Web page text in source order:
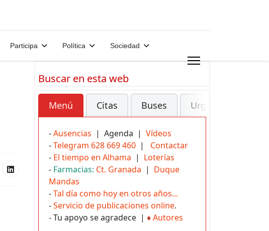
Participa Política Sociedad
Buscar en esta web
Menú Citas Buses Urgencias
-Ausencias | Agenda | Vídeos
-Telegram 628 669 460 | Contactar
- El tiempo en Alhama | Loterías
- Farmacias: Ct. Granada | Duque
Mandas
-Tal día como hoy en otros años...
-Servicio de publicaciones online.
- Tu apoyo se agradece | ♦Autores